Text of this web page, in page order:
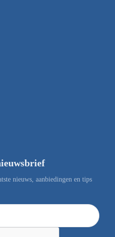
nieuws, aanbiedingen en tips